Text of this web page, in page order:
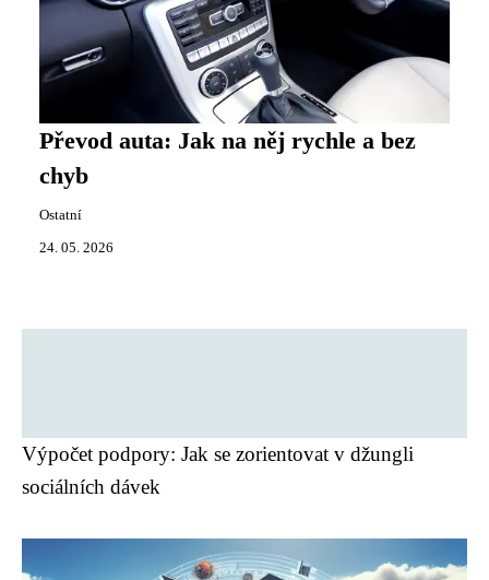
Převod auta: Jak na něj rychle a bez
chyb
Ostatní
24. 05. 2026
Výpočet podpory: Jak se zorientovat v džungli
sociálních dávek